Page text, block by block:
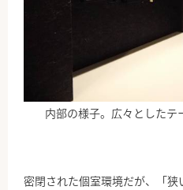
内部の様子。広々としたテ
密閉された個室環境だが、「